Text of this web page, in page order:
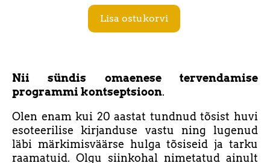
Lisa ostukorvi
Nii sündis omaenese tervendamise
programmi kontseptsioon.
Olen enam kui 20 aastat tundnud tõsist huvi
esoteerilise kirjanduse vastu ning lugenud
läbi märkimisväärse hulga tõsiseid ja tarku
raamatuid. Olgu siinkohal nimetatud ainult